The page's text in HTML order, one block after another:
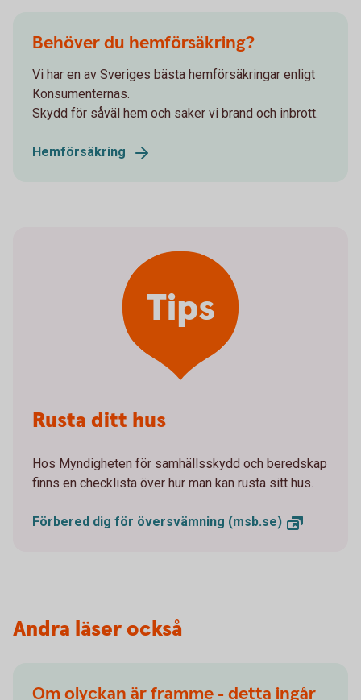
Behöver du hemförsäkring?
Vi har en av Sveriges bästa hemförsäkringar enligt
Konsumenternas.
Skydd för såväl hem och saker vi brand och inbrott.
Hemförsäkring
Tips
Rusta ditt hus
Hos Myndigheten för samhällsskydd och beredskap
finns en checklista över hur man kan rusta sitt hus.
Förbered dig för översvämning (msb.se)
Andra läser också
Om olyckan är framme - detta ingår